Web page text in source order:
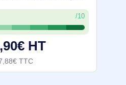
et performances.
Intel Core i5 à 8
GHz et capable
/10
HT
TTC